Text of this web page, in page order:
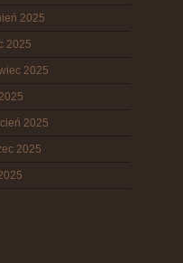
2025
2025
2025
2025
2025